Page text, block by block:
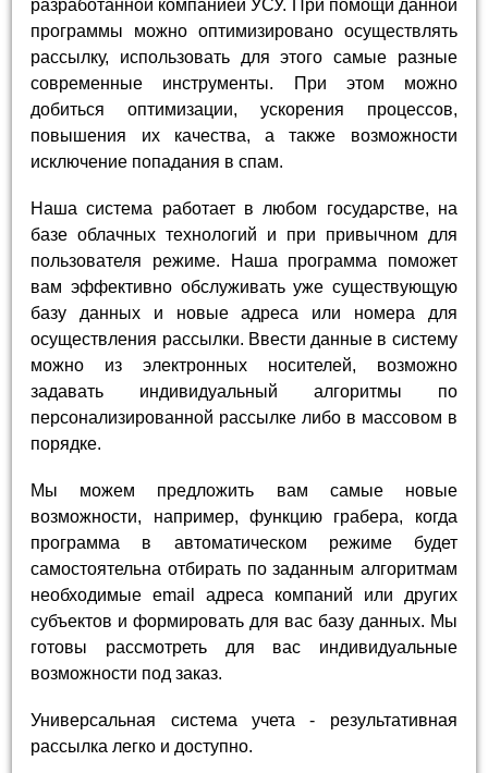
разработанной компанией УСУ. При помощи данной
программы можно оптимизировано осуществлять
рассылку, использовать для этого самые разные
современные инструменты. При этом можно
добиться оптимизации, ускорения процессов,
повышения их качества, а также возможности
исключение попадания в спам.
Наша система работает в любом государстве, на
базе облачных технологий и при привычном для
пользователя режиме. Наша программа поможет
вам эффективно обслуживать уже существующую
базу данных и новые адреса или номера для
осуществления рассылки. Ввести данные в систему
можно из электронных носителей, возможно
задавать индивидуальный алгоритмы по
персонализированной рассылке либо в массовом в
порядке.
Мы можем предложить вам самые новые
возможности, например, функцию грабера, когда
программа в автоматическом режиме будет
самостоятельна отбирать по заданным алгоритмам
необходимые email адреса компаний или других
субъектов и формировать для вас базу данных. Мы
готовы рассмотреть для вас индивидуальные
возможности под заказ.
Универсальная система учета - результативная
рассылка легко и доступно.